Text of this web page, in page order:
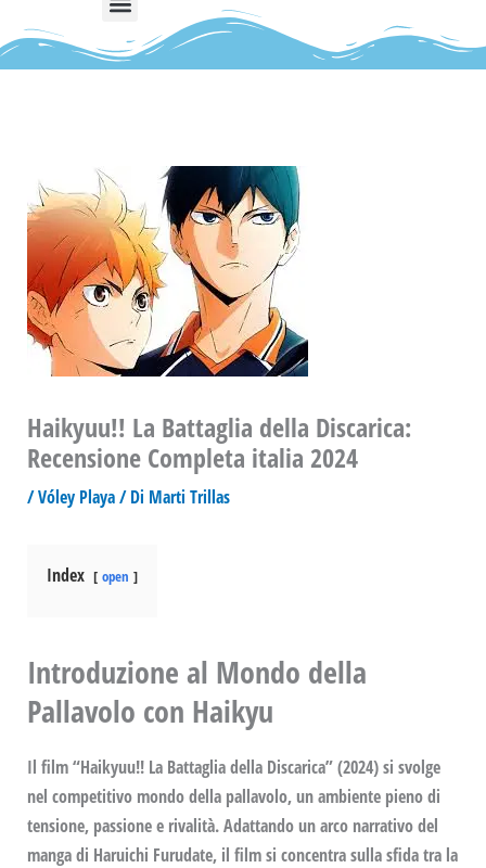
Haikyuu!! La Battaglia della Discarica:
Recensione Completa italia 2024
/Vóley Playa/ Di Marti Trillas
Index open
Introduzione al Mondo della
Pallavolo con Haikyu
Il film “Haikyuu!! La Battaglia della Discarica” (2024) si svolge
nel competitivo mondo della pallavolo, un ambiente pieno di
tensione, passione e rivalità. Adattando un arco narrativo del
manga di Haruichi Furudate, il film si concentra sulla sfida tra la